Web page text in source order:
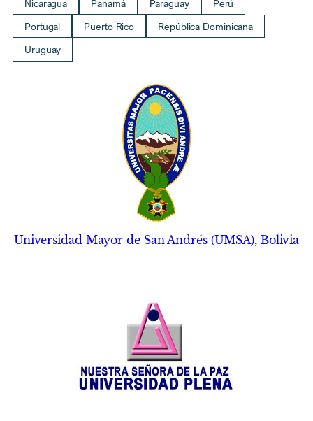
Nicaragua
Panamá Paraguay
Perú
Portugal
Puerto Rico
República Dominicana
Uruguay
Universidad Mayor de San Andrés (UMSA), Bolivia